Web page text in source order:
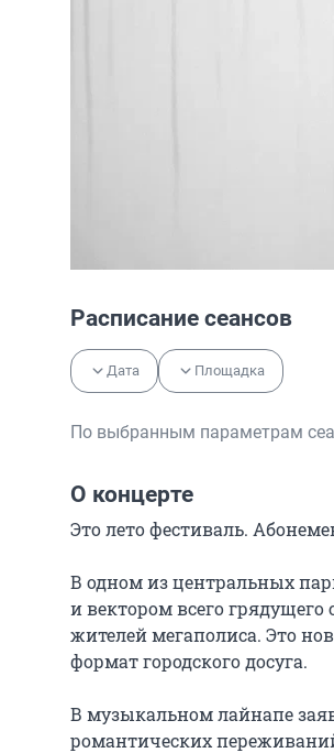
Расписание сеансов
Дата Площадка
По выбранным параметрам
О концерте
Это лето фестиваль.
В одном из центральных
и вектором всего
жителей мегаполиса. Это
формат городского досуга.
В музыкальном лайнапе
романтических